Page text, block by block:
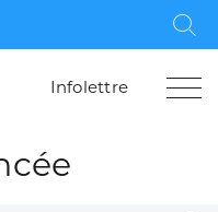
Infolettre